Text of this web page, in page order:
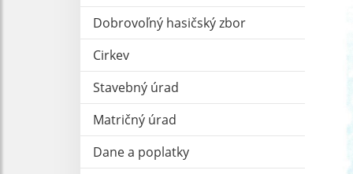
Dobrovoľný hasičský zbor
Cirkev
Stavebný úrad
Matričný úrad
Dane a poplatky